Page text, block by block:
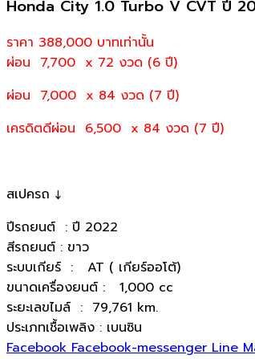
Honda City 1.0 Turbo V CVT ปี
ราคา 388,000 บาทเท่านั้น
ผ่อน 7,700 x 72 งวด (6 ปี)
ผ่อน 7,000 x 84 งวด (7 ปี)
เครดิตดีผ่อน 6,500 x 84 งวด (7 ปี)
สเปครถ ↓
ปีรถยนต์ : ปี 2022
สีรถยนต์ : ขาว
ระบบเกียร์ : AT ( เกียร์ออโต้)
ขนาดเครื่องยนต์ : 1,000 cc
ระยะเลขไมล์ : 79,761 km.
ประเภทเชื้อเพลิง : เบนซิน
Facebook Facebook-messenger Line